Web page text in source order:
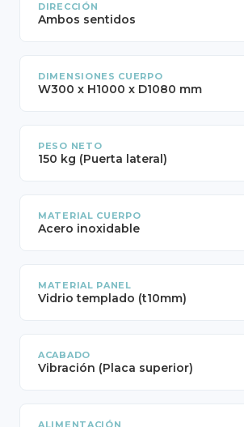
DIRECCIÓN
Ambos sentidos
DIMENSIONES CUERPO
W300 x H1000 x D1080 mm
PESO NETO
150 kg (Puerta lateral)
MATERIAL CUERPO
Acero inoxidable
MATERIAL PANEL
Vidrio templado (t10mm)
ACABADO
Vibración (Placa superior)
ALIMENTACIÓN